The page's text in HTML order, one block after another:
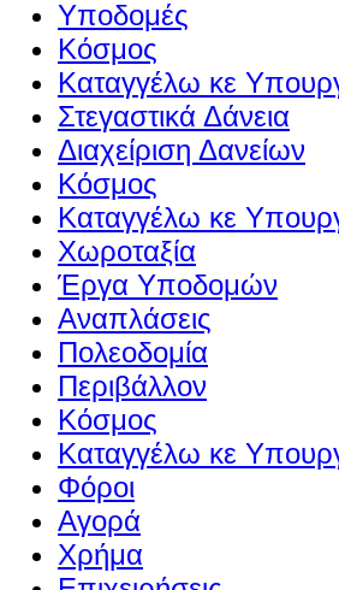
Υποδομές
Κόσμος
Καταγγέλω κε
Στεγαστικά Δάνεια
Διαχείριση Δανείων
Κόσμος
Καταγγέλω κε
Χωροταξία
Έργα Υποδομών
Αναπλάσεις
Πολεοδομία
Περιβάλλον
Κόσμος
Καταγγέλω κε
Φόροι
Αγορά
Χρήμα